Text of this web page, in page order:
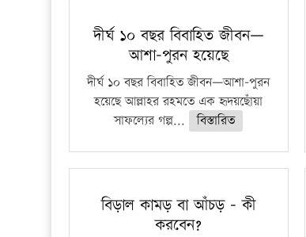
দীর্ঘ ১০ বছর বিবাহিত জীবন—
আশা-পুরন হয়েছে
দীর্ঘ ১০ বছর বিবাহিত জীবন—আশা-পুরন
হয়েছে আল্লাহর রহমতে এক হৃদয়ছোঁয়া
সাফল্যের গল্প...
বিস্তারিত
বিড়াল কামড় বা আঁচড় – কী
করবেন?